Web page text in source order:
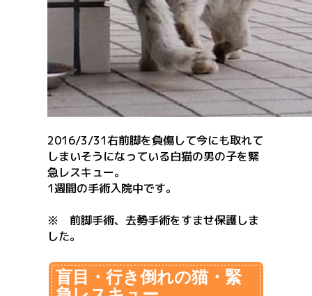
2016/3/31右前脚を負傷して今にも取れて
しまいそうになっている白猫の男の子を緊
急レスキュー。
1週間の手術入院中です。
※ 前脚手術、去勢手術をすませ保護しま
した。
盲目・行き倒れの猫・緊